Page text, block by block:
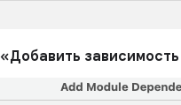
«Добавить